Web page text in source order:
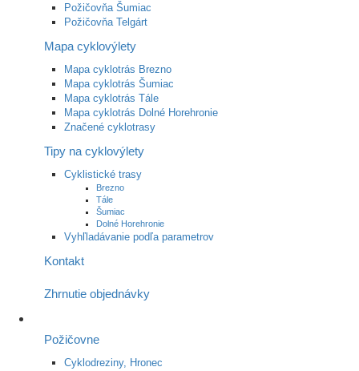
Požičovňa Šumiac
Požičovňa Telgárt
Mapa cyklovýlety
Mapa cyklotrás Brezno
Mapa cyklotrás Šumiac
Mapa cyklotrás Tále
Mapa cyklotrás Dolné Horehronie
Značené cyklotrasy
Tipy na cyklovýlety
Cyklistické trasy
Brezno
Tále
Šumiac
Dolné Horehronie
Vyhľladávanie podľa parametrov
Kontakt
Zhrnutie objednávky
Požičovne
Cyklodreziny, Hronec